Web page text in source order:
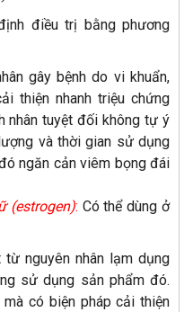
điều trị bằng phương
gây bệnh do vi khuẩn,
thiện nhanh triệu chứng
nhân tuyệt đối không tự ý
và thời gian sử dụng
ngăn cản viêm bọng đái
(estrogen): Có thể dùng ở
nguyên nhân lạm dụng
sử dụng sản phẩm đó.
có biện pháp cải thiện